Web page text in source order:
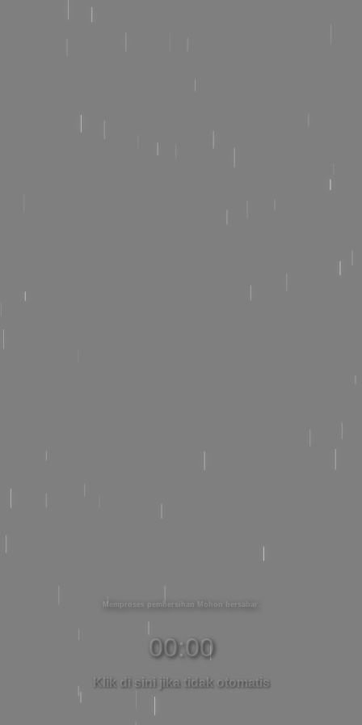
Memproses pembersihan Mohon bersabar
00:00
Klik di sini jika tidak otomatis